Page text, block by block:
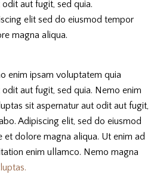
aut fugit, sed quia.
elit sed do eiusmod tempor
magna aliqua.
enim ipsam voluptatem quia
aut fugit, sed quia. Nemo enim
sit aspernatur aut odit aut fugit,
Adipiscing elit, sed do eiusmod
dolore magna aliqua. Ut enim ad
enim ullamco. Nemo magna